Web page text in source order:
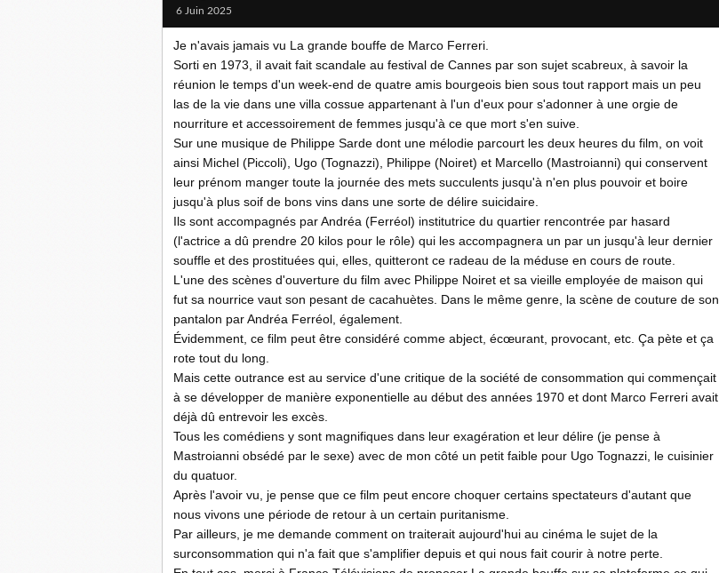
6 Juin 2025
Je n'avais jamais vu La grande bouffe de Marco Ferreri.
Sorti en 1973, il avait fait scandale au festival de Cannes par son sujet scabreux, à savoir la
réunion le temps d'un week-end de quatre amis bourgeois bien sous tout rapport mais un peu
las de la vie dans une villa cossue appartenant à l'un d'eux pour s'adonner à une orgie de
nourriture et accessoirement de femmes jusqu'à ce que mort s'en suive.
Sur une musique de Philippe Sarde dont une mélodie parcourt les deux heures du film, on voit
ainsi Michel (Piccoli), Ugo (Tognazzi), Philippe (Noiret) et Marcello (Mastroianni) qui conservent
leur prénom manger toute la journée des mets succulents jusqu'à n'en plus pouvoir et boire
jusqu'à plus soif de bons vins dans une sorte de délire suicidaire.
Ils sont accompagnés par Andréa (Ferréol) institutrice du quartier rencontrée par hasard
(l'actrice a dû prendre 20 kilos pour le rôle) qui les accompagnera un par un jusqu'à leur dernier
souffle et des prostituées qui, elles, quitteront ce radeau de la méduse en cours de route.
L'une des scènes d'ouverture du film avec Philippe Noiret et sa vieille employée de maison qui
fut sa nourrice vaut son pesant de cacahuètes. Dans le même genre, la scène de couture de son
pantalon par Andréa Ferréol, également.
Évidemment, ce film peut être considéré comme abject, écœurant, provocant, etc. Ça pète et ça
rote tout du long.
Mais cette outrance est au service d'une critique de la société de consommation qui commençait
à se développer de manière exponentielle au début des années 1970 et dont Marco Ferreri avait
déjà dû entrevoir les excès.
Tous les comédiens y sont magnifiques dans leur exagération et leur délire (je pense à
Mastroianni obsédé par le sexe) avec de mon côté un petit faible pour Ugo Tognazzi, le cuisinier
du quatuor.
Après l'avoir vu, je pense que ce film peut encore choquer certains spectateurs d'autant que
nous vivons une période de retour à un certain puritanisme.
Par ailleurs, je me demande comment on traiterait aujourd'hui au cinéma le sujet de la
surconsommation qui n'a fait que s'amplifier depuis et qui nous fait courir à notre perte.